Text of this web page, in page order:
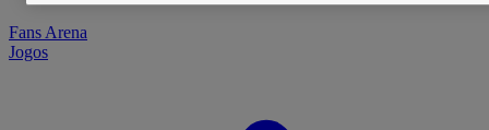
Fans Arena
Jogos